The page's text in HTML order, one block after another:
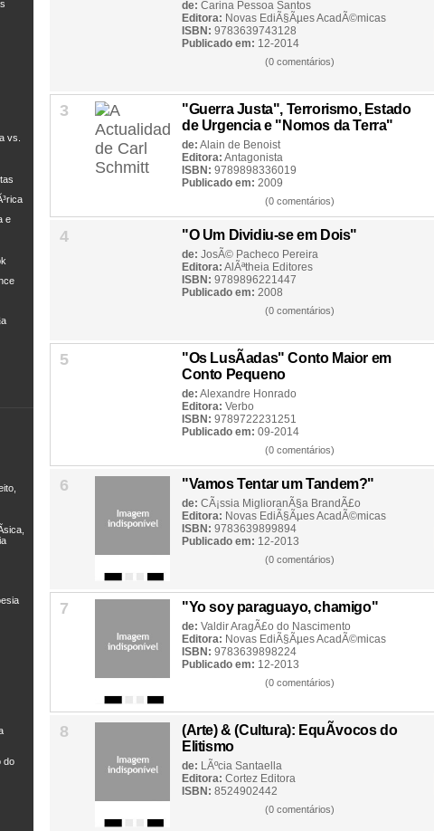
vs.
e
do
de: Carina Pessoa Santos
Editora: Novas EdiÃ§Ãµes AcadÃ©micas
ISBN: 9783639743128
Publicado em: 12-2014
(0 comentários)
3
"Guerra Justa", Terrorismo, Estado
de Urgencia e "Nomos da Terra"
de: Alain de Benoist
Editora: Antagonista
ISBN: 9789898336019
Publicado em: 2009
(0 comentários)
4 "O Um Dividiu-se em Dois"
de: JosÃ© Pacheco Pereira
Editora: AlÃªtheia Editores
ISBN: 9789896221447
Publicado em: 2008
(0 comentários)
5
"Os LusÃ­adas" Conto Maior em
Conto Pequeno
de: Alexandre Honrado
Editora: Verbo
ISBN: 9789722231251
Publicado em: 09-2014
(0 comentários)
6 "Vamos Tentar um Tandem?"
de: CÃ¡ssia MiglioranÃ§a BrandÃ£o
Editora: Novas EdiÃ§Ãµes AcadÃ©micas
ISBN: 9783639899894
Publicado em: 12-2013
(0 comentários)
7 "Yo soy paraguayo, chamigo"
de: Valdir AragÃ£o do Nascimento
Editora: Novas EdiÃ§Ãµes AcadÃ©micas
ISBN: 9783639898224
Publicado em: 12-2013
(0 comentários)
8
(Arte) & (Cultura): EquÃ­vocos do
Elitismo
de: LÃºcia Santaella
Editora: Cortez Editora
ISBN: 8524902442
(0 comentários)